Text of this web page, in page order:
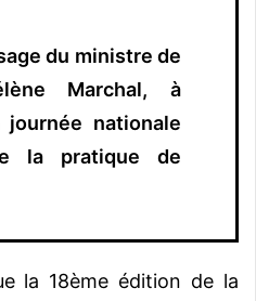
du ministre de
Marchal, à
journée nationale
la pratique de
la 18ème édition de la